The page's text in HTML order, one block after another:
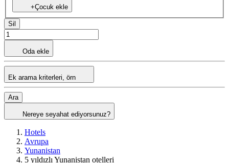
+Çocuk ekle
Sil
Oda ekle
Ek arama kriterleri, örn
Ara
Nereye seyahat ediyorsunuz?
Hotels
Avrupa
Yunanistan
5 yıldızlı Yunanistan otelleri